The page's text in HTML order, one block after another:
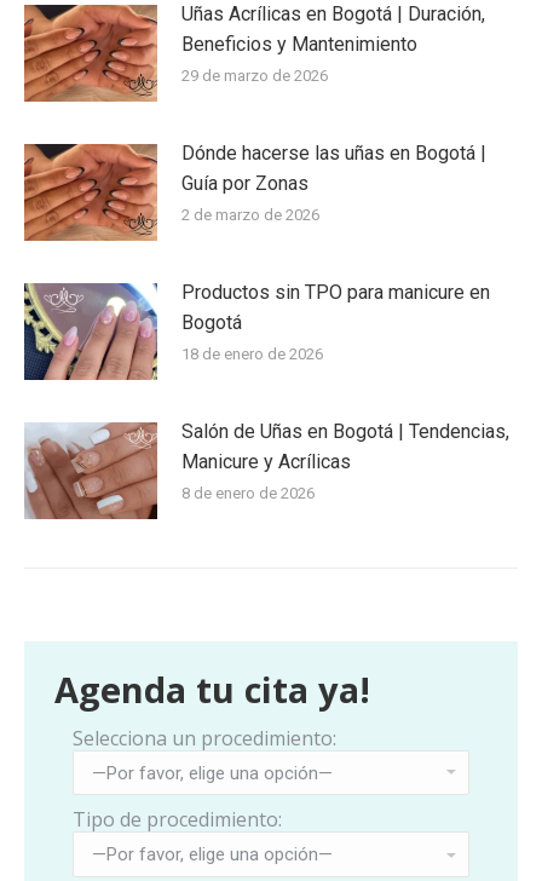
Uñas Acrílicas en Bogotá | Duración,
Beneficios y Mantenimiento
29 de marzo de 2026
Dónde hacerse las uñas en Bogotá |
Guía por Zonas
2 de marzo de 2026
Productos sin TPO para manicure en
Bogotá
18 de enero de 2026
Salón de Uñas en Bogotá | Tendencias,
Manicure y Acrílicas
8 de enero de 2026
Agenda tu cita ya!
Selecciona un procedimiento:
Tipo de procedimiento: